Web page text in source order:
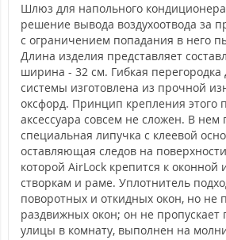
Шлюз для напольного
решение вывода воздухоотвода за
с ограничением попадания в него
Длина изделия представляет
ширина - 32 см. Гибкая перегородка
системы изготовлена из прочной
оксфорд. Принцип крепления этого
аксессуара совсем не сложен. В нем
специальная липучка с клеевой
оставляющая следов на
которой AirLock крепится к оконной
створкам и раме. Уплотнитель
поворотных и откидных окон, но не
раздвижных окон; он не пропускает
улицы в комнату, выполнен на